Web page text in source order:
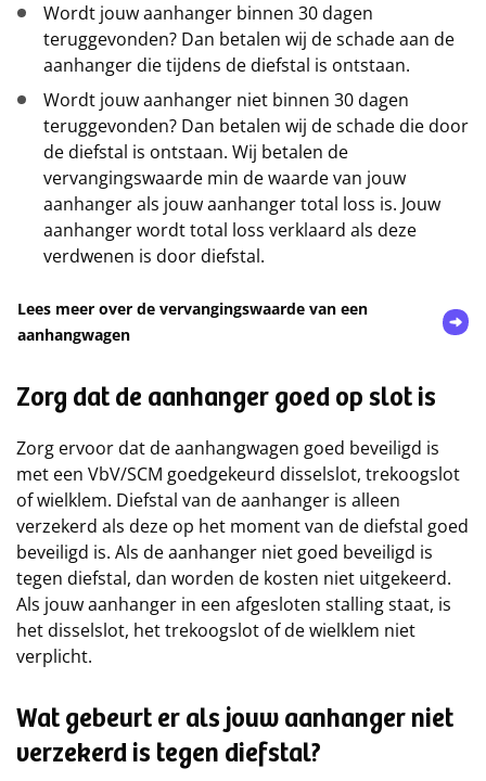
Wordt jouw aanhanger binnen 30 dagen
teruggevonden? Dan betalen wij de schade aan de
aanhanger die tijdens de diefstal is ontstaan.
Wordt jouw aanhanger niet binnen 30 dagen
teruggevonden? Dan betalen wij de schade die door
de diefstal is ontstaan. Wij betalen de
vervangingswaarde min de waarde van jouw
aanhanger als jouw aanhanger total loss is. Jouw
aanhanger wordt total loss verklaard als deze
verdwenen is door diefstal.
Lees meer over de vervangingswaarde van een
aanhangwagen
Zorg dat de aanhanger goed op slot is
Zorg ervoor dat de aanhangwagen goed beveiligd is
met een VbV/SCM goedgekeurd disselslot, trekoogslot
of wielklem. Diefstal van de aanhanger is alleen
verzekerd als deze op het moment van de diefstal goed
beveiligd is. Als de aanhanger niet goed beveiligd is
tegen diefstal, dan worden de kosten niet uitgekeerd.
Als jouw aanhanger in een afgesloten stalling staat, is
het disselslot, het trekoogslot of de wielklem niet
verplicht.
Wat gebeurt er als jouw aanhanger niet
verzekerd is tegen diefstal?